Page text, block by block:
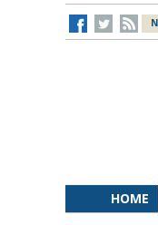
HOME